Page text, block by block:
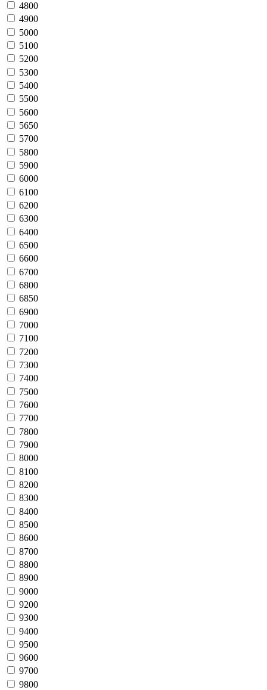
4800
4900
5000
5100
5200
5300
5400
5500
5600
5650
5700
5800
5900
6000
6100
6200
6300
6400
6500
6600
6700
6800
6850
6900
7000
7100
7200
7300
7400
7500
7600
7700
7800
7900
8000
8100
8200
8300
8400
8500
8600
8700
8800
8900
9000
9200
9300
9400
9500
9600
9700
9800